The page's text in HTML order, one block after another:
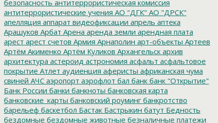
безопасность антитеррористическая комиссия
антитеррористические учения АО "ДГК" АО "ДРСК"
апелляция аппарат видеофиксации апрель аптека
Арашуков Арбат Арена аренда земли арендная плата
арест арест счетов Армия Арнаполин арт-объекты Артеев
Артём Акименко Артём Куликов Архангельск архив
архитектура астероид астрономия асфальт асфальтовое
покрытие Атлет аудиенция аферисты африканская чума
свиней АЧС аэропорт аэрофлот бал банк банк "Открытие"
Банк России банки банкноты банковская карта
банковские_карты банковский роуминг банкротство
барельеф баскетбол Бастак Бастрыкин батут Бедность
бездомные бездомные животные безналичные платежи